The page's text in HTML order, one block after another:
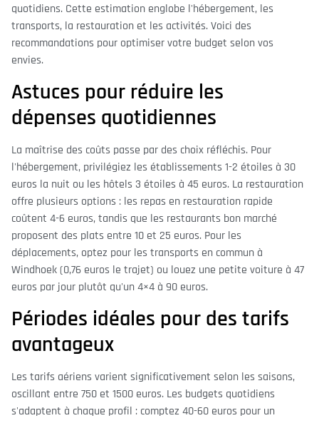
quotidiens. Cette estimation englobe l'hébergement, les
transports, la restauration et les activités. Voici des
recommandations pour optimiser votre budget selon vos
envies.
Astuces pour réduire les
dépenses quotidiennes
La maîtrise des coûts passe par des choix réfléchis. Pour
l'hébergement, privilégiez les établissements 1-2 étoiles à 30
euros la nuit ou les hôtels 3 étoiles à 45 euros. La restauration
offre plusieurs options : les repas en restauration rapide
coûtent 4-6 euros, tandis que les restaurants bon marché
proposent des plats entre 10 et 25 euros. Pour les
déplacements, optez pour les transports en commun à
Windhoek (0,76 euros le trajet) ou louez une petite voiture à 47
euros par jour plutôt qu'un 4×4 à 90 euros.
Périodes idéales pour des tarifs
avantageux
Les tarifs aériens varient significativement selon les saisons,
oscillant entre 750 et 1500 euros. Les budgets quotidiens
s'adaptent à chaque profil : comptez 40-60 euros pour un